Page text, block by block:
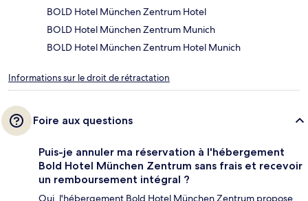
BOLD Hotel München Zentrum Hotel
BOLD Hotel München Zentrum Munich
BOLD Hotel München Zentrum Hotel Munich
Informations sur le droit de rétractation
Foire aux questions
Puis-je annuler ma réservation à l'hébergement
Bold Hotel München Zentrum sans frais et recevoir
un remboursement intégral ?
Oui, l'hébergement Bold Hotel München Zentrum propose